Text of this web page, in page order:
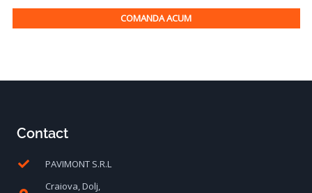
COMANDA ACUM
Contact
PAVIMONT S.R.L
Craiova, Dolj,